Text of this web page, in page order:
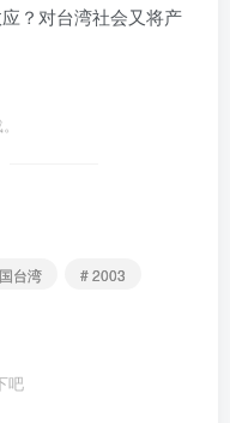
？对台湾社会又将产
台湾
# 2003
吧